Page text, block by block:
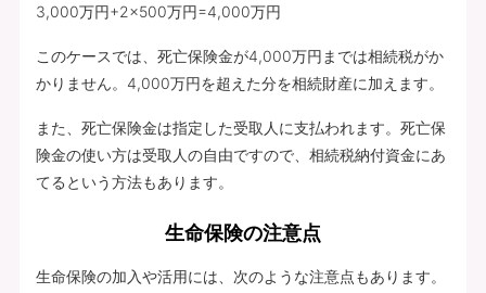
3,000万円+2×500万円=4,000万円
このケースでは、死亡保険金が4,000万円までは相続税がか
かりません。4,000万円を超えた分を相続財産に加えます。
また、死亡保険金は指定した受取人に支払われます。死亡保
険金の使い方は受取人の自由ですので、相続税納付資金にあ
てるという方法もあります。
生命保険の注意点
生命保険の加入や活用には、次のような注意点もあります。